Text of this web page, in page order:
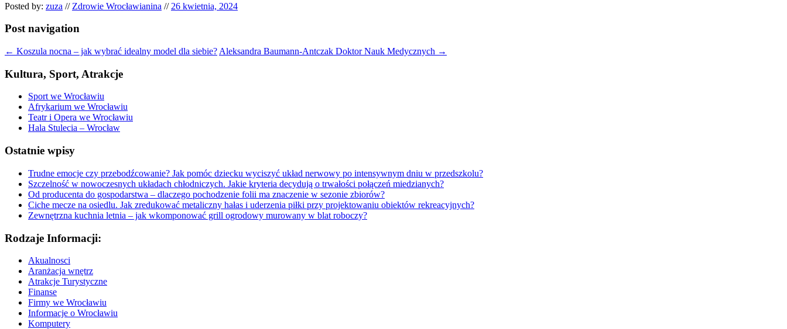
Posted by: zuza // Zdrowie Wrocławianina // 26 kwietnia, 2024
Post navigation
← Koszula nocna – jak wybrać idealny model dla siebie? Aleksandra Baumann-Antczak Doktor Nauk Medycznych →
Kultura, Sport, Atrakcje
Sport we Wrocławiu
Afrykarium we Wrocławiu
Teatr i Opera we Wrocławiu
Hala Stulecia – Wrocław
Ostatnie wpisy
Trudne emocje czy przebodźcowanie? Jak pomóc dziecku wyciszyć układ nerwowy po intensywnym dniu w przedszkolu?
Szczelność w nowoczesnych układach chłodniczych. Jakie kryteria decydują o trwałości połączeń miedzianych?
Od producenta do gospodarstwa – dlaczego pochodzenie folii ma znaczenie w sezonie zbiorów?
Ciche mecze na osiedlu. Jak zredukować metaliczny hałas i uderzenia piłki przy projektowaniu obiektów rekreacyjnych?
Zewnętrzna kuchnia letnia – jak wkomponować grill ogrodowy murowany w blat roboczy?
Rodzaje Informacji:
Akualnosci
Aranżacja wnętrz
Atrakcje Turystyczne
Finanse
Firmy we Wrocławiu
Informacje o Wrocławiu
Komputery